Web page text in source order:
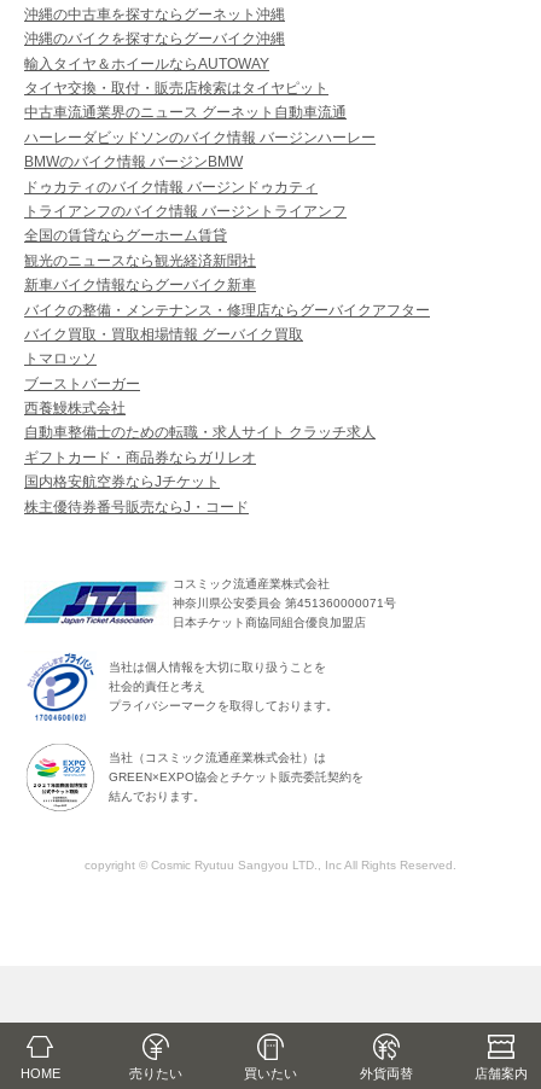
HOME 売りたい 買いたい 外貨両替 店舗案内
沖縄の中古車を探すならグーネット沖縄
沖縄のバイクを探すならグーバイク沖縄
輸入タイヤ＆ホイールならAUTOWAY
タイヤ交換・取付・販売店検索はタイヤピット
中古車流通業界のニュース グーネット自動車流通
ハーレーダビッドソンのバイク情報 バージンハーレー
BMWのバイク情報 バージンBMW
ドゥカティのバイク情報 バージンドゥカティ
トライアンフのバイク情報 バージントライアンフ
全国の賃貸ならグーホーム賃貸
観光のニュースなら観光経済新聞社
新車バイク情報ならグーバイク新車
バイクの整備・メンテナンス・修理店ならグーバイクアフター
バイク買取・買取相場情報 グーバイク買取
トマロッソ
ブーストバーガー
西養鰻株式会社
自動車整備士のための転職・求人サイト クラッチ求人
ギフトカード・商品券ならガリレオ
国内格安航空券ならJチケット
株主優待券番号販売ならJ・コード
コスミック流通産業株式会社
神奈川県公安委員会 第451360000071号
日本チケット商協同組合優良加盟店
当社は個人情報を大切に取り扱うことを
社会的責任と考え
プライバシーマークを取得しております。
当社（コスミック流通産業株式会社）は
GREEN×EXPO協会とチケット販売委託契約を
結んでおります。
copyright © Cosmic Ryutuu Sangyou LTD., Inc All Rights Reserved.